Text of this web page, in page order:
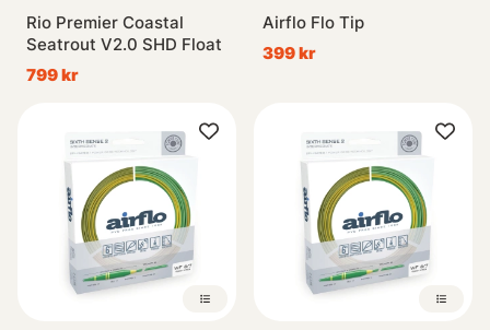
Rio Premier Coastal
Seatrout V2.0 SHD Float
799 kr
Airflo Flo Tip
399 kr